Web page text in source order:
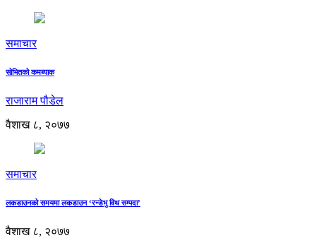
समाचार
सोभितको कमब्याक
राजाराम पौडेल
वैशाख ८, २०७७
समाचार
लकडाउनको समयमा लकडाउन ‘रन्डेभु विथ सम्पदा’
वैशाख ८, २०७७